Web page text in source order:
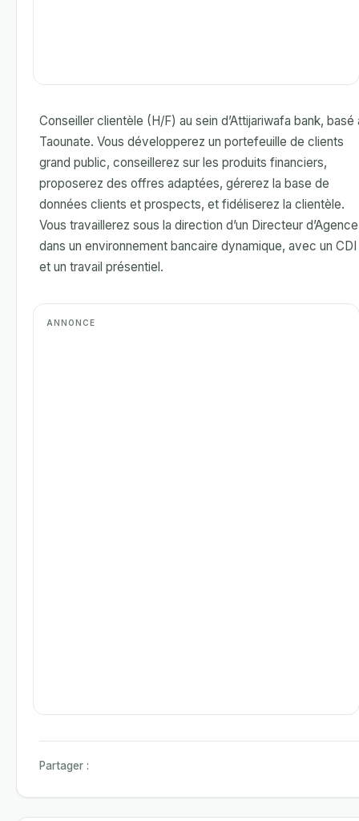
Conseiller clientèle (H/F) au sein d’Attijariwafa bank, basé
Taounate. Vous développerez un portefeuille de clients
grand public, conseillerez sur les produits financiers,
proposerez des offres adaptées, gérerez la base de
données clients et prospects, et fidéliserez la clientèle.
Vous travaillerez sous la direction d’un Directeur
dans un environnement bancaire dynamique, avec un CDI
et un travail présentiel.
Partager :